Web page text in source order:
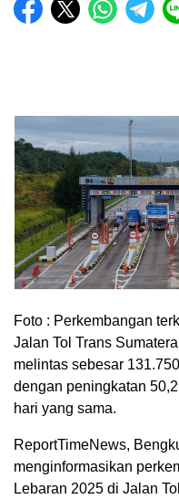
Foto : Perkembangan
Jalan Tol Trans
melintas sebesar
dengan peningkatan
hari yang sama.
ReportTimeNews,
menginformasikan
Lebaran 2025 di Jalan